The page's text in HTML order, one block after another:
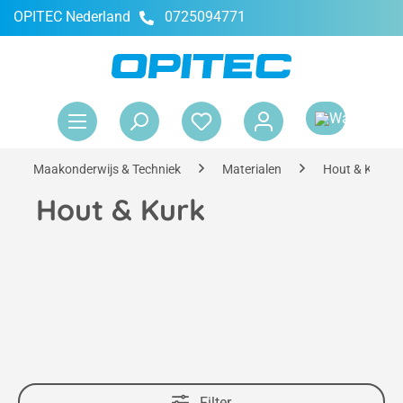
OPITEC Nederland 0725094771
Maakonderwijs & Techniek Materialen Hout & Kurk
Hout & Kurk